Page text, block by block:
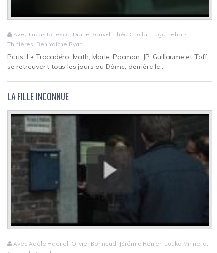
Avec Lucas Ionesco, Diane Rouxel, Théo Cholbi, Hugo Behar-
Thinières, Ben Yaiche Ryan
Paris, Le Trocadéro. Math, Marie, Pacman, JP, Guillaume et Toff
se retrouvent tous les jours au Dôme, derrière le...
LA FILLE INCONNUE
Avec Adèle Haenel, Olivier Bonnaud, Jérémie Renier, Louka Minnella,